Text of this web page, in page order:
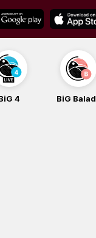
Balade BiG Folk